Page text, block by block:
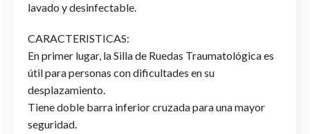
lavado y desinfectable.
CARACTERISTICAS:
En primer lugar, la Silla de Ruedas Traumatológica es
útil para personas con dificultades en su
desplazamiento.
Tiene doble barra inferior cruzada para una mayor
seguridad.